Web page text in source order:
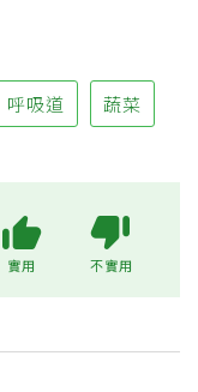
呼吸道 蔬菜
實用 不實用